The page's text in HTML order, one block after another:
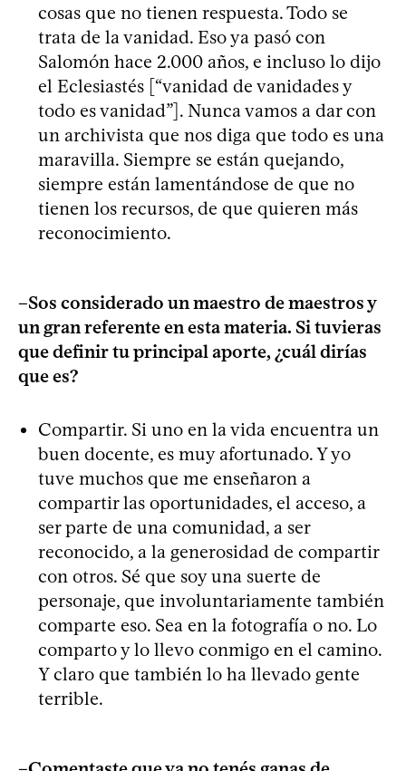
cosas que no tienen respuesta. Todo se
trata de la vanidad. Eso ya pasó con
Salomón hace 2.000 años, e incluso lo dijo
el Eclesiastés [“vanidad de vanidades y
todo es vanidad”]. Nunca vamos a dar con
un archivista que nos diga que todo es una
maravilla. Siempre se están quejando,
siempre están lamentándose de que no
tienen los recursos, de que quieren más
reconocimiento.
–Sos considerado un maestro de maestros y
un gran referente en esta materia. Si tuvieras
que definir tu principal aporte, ¿cuál dirías
que es?
Compartir. Si uno en la vida encuentra un
buen docente, es muy afortunado. Y yo
tuve muchos que me enseñaron a
compartir las oportunidades, el acceso, a
ser parte de una comunidad, a ser
reconocido, a la generosidad de compartir
con otros. Sé que soy una suerte de
personaje, que involuntariamente también
comparte eso. Sea en la fotografía o no. Lo
comparto y lo llevo conmigo en el camino.
Y claro que también lo ha llevado gente
terrible.